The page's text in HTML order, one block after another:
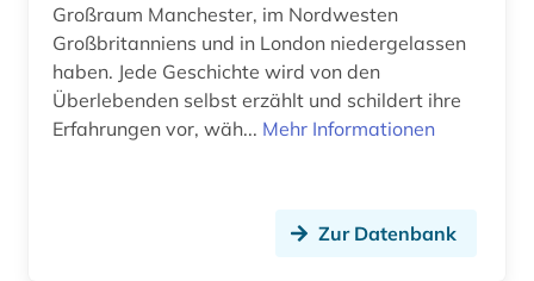
Großraum Manchester, im Nordwesten
Großbritanniens und in London niedergelassen
haben. Jede Geschichte wird von den
Überlebenden selbst erzählt und schildert ihre
Erfahrungen vor, wäh... Mehr Informationen
Zur Datenbank